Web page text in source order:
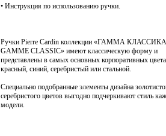
• Инструкция по использованию ручки.
Ручки Pierre Cardin коллекции «ГАММА КЛАССИКА |
GAMME CLASSIC» имеют классическую форму и
представлены в самых основных корпоративных
красный, синий, серебристый или стальной.
Специально подобранные элементы дизайна
серебристого цветов выгодно подчеркивают стиль
модели.